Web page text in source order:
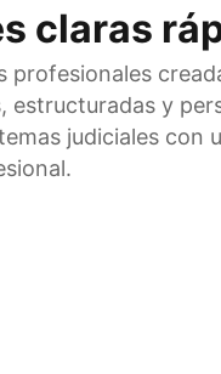
claras
profesionales
estructuradas y
judiciales con